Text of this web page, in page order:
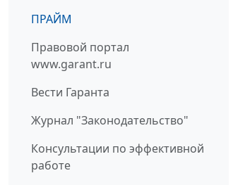
ПРАЙМ
Правовой портал
www.garant.ru
Вести Гаранта
Журнал "Законодательство"
Консультации по эффективной
работе